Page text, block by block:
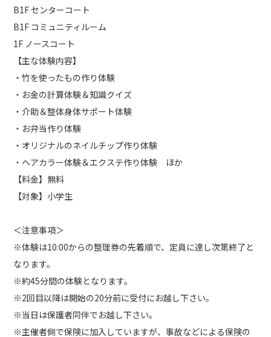
B1F センターコート
B1F コミュニティルーム
1F ノースコート
【主な体験内容】
・竹を使ったもの作り体験
・お金の計算体験＆知識クイズ
・介助＆整体身体サポート体験
・お弁当作り体験
・オリジナルのネイルチップ作り体験
・ヘアカラー体験＆エクステ作り体験 ほか
【料金】無料
【対象】小学生
＜注意事項＞
※体験は10:00からの整理券の先着順で、定員に達し次第終了と
なります。
※約45分間の体験となります。
※2回目以降は開始の20分前に受付にお越し下さい。
※当日は保護者同伴でお越し下さい。
※主催者側で保険に加入していますが、事故などによる保険の